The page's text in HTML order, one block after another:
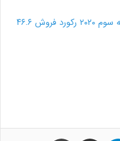
شیائومی در سه ماهه سوم ۲۰۲۰ رکورد فروش ۴۶.۶